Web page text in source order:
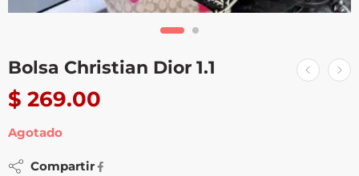
Bolsa Christian Dior 1.1
$ 269.00
Agotado
Compartir